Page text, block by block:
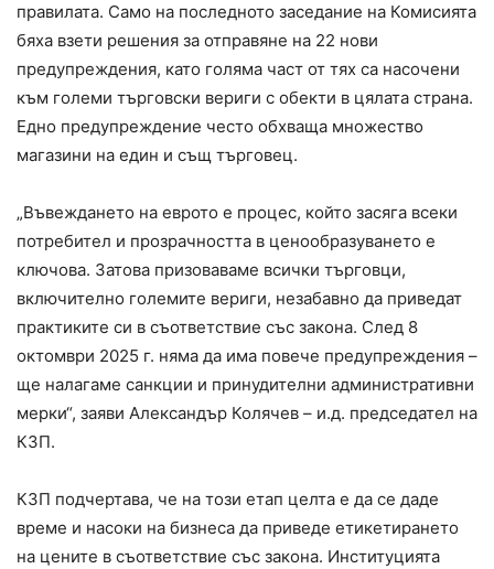
правилата. Само на последното заседание на Комисията
бяха взети решения за отправяне на 22 нови
предупреждения, като голяма част от тях са насочени
към големи търговски вериги с обекти в цялата страна.
Едно предупреждение често обхваща множество
магазини на един и същ търговец.
„Въвеждането на еврото е процес, който засяга всеки
потребител и прозрачността в ценообразуването е
ключова. Затова призоваваме всички търговци,
включително големите вериги, незабавно да приведат
практиките си в съответствие със закона. След 8
октомври 2025 г. няма да има повече предупреждения –
ще налагаме санкции и принудителни административни
мерки“, заяви Александър Колячев – и.д. председател на
КЗП.
КЗП подчертава, че на този етап целта е да се даде
време и насоки на бизнеса да приведе етикетирането
на цените в съответствие със закона. Институцията